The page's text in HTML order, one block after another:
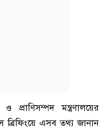
প্রাণিসম্পদ মন্ত্রণালয়ের
এসব তথ্য জানান